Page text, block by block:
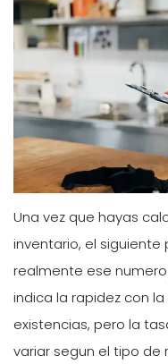
Una vez que hayas
inventario, el
realmente ese
indica la rapidez con
existencias, pero la
variar segun el tipo de